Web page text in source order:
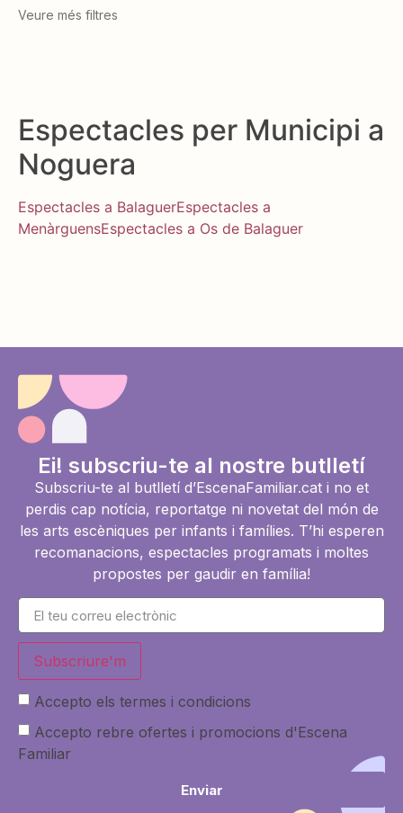
Veure més filtres
Espectacles per Municipi a
Noguera
Espectacles a BalaguerEspectacles a
MenàrguensEspectacles a Os de Balaguer
Ei! subscriu-te al nostre butlletí
Subscriu-te al butlletí d’EscenaFamiliar.cat i no et
perdis cap notícia, reportatge ni novetat del món de
les arts escèniques per infants i famílies. T’hi esperen
recomanacions, espectacles programats i moltes
propostes per gaudir en família!
Subscriure'm
Accepto els termes i condicions
Accepto rebre ofertes i promocions d'Escena
Familiar
Enviar